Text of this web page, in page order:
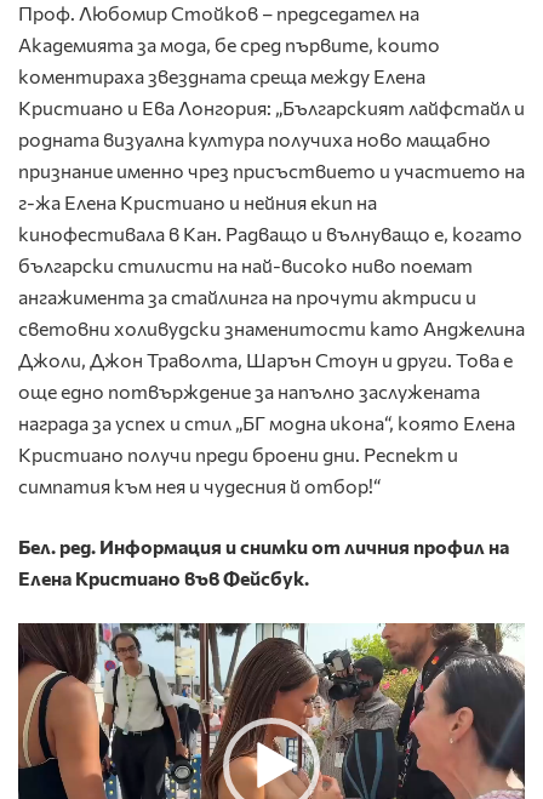
Проф. Любомир Стойков – председател на
Академията за мода, бе сред първите, които
коментираха звездната среща между Елена
Кристиано и Ева Лонгория: „Българският лайфстайл и
родната визуална култура получиха ново мащабно
признание именно чрез присъствието и участието на
г-жа Елена Кристиано и нейния екип на
кинофестивала в Кан. Радващо и вълнуващо е, когато
български стилисти на най-високо ниво поемат
ангажимента за стайлинга на прочути актриси и
световни холивудски знаменитости като Анджелина
Джоли, Джон Траволта, Шарън Стоун и други. Това е
още едно потвърждение за напълно заслужената
награда за успех и стил „БГ модна икона“, която Елена
Кристиано получи преди броени дни. Респект и
симпатия към нея и чудесния й отбор!“
Бел. ред. Информация и снимки от личния профил на
Елена Кристиано във Фейсбук.
Видео